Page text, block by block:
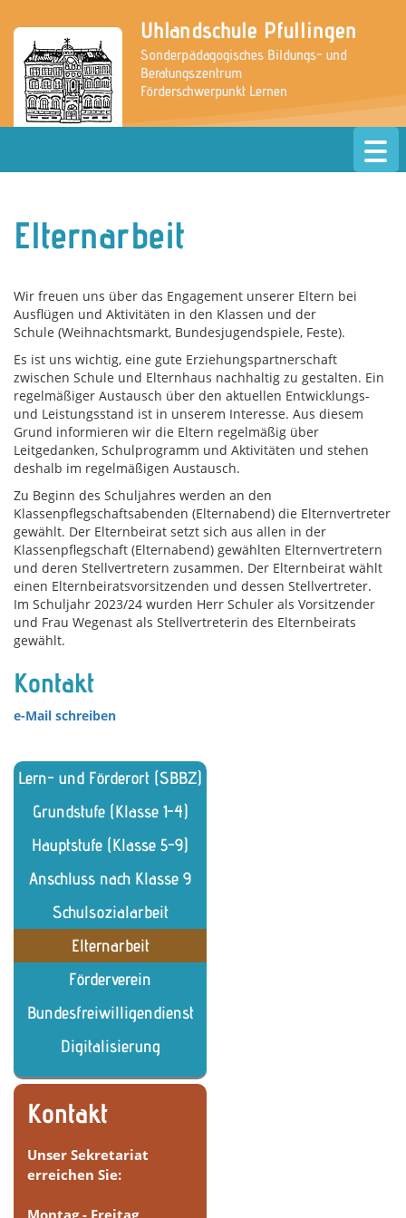
Uhlandschule Pfullingen
Sonderpädagogisches Bildungs- und
Beratungszentrum
Förderschwerpunkt Lernen
Elternarbeit
Wir freuen uns über das Engagement unserer Eltern bei
Ausflügen und Aktivitäten in den Klassen und der
Schule (Weihnachtsmarkt, Bundesjugendspiele, Feste).
Es ist uns wichtig, eine gute Erziehungspartnerschaft
zwischen Schule und Elternhaus nachhaltig zu gestalten. Ein
regelmäßiger Austausch über den aktuellen Entwicklungs-
und Leistungsstand ist in unserem Interesse. Aus diesem
Grund informieren wir die Eltern regelmäßig über
Leitgedanken, Schulprogramm und Aktivitäten und stehen
deshalb im regelmäßigen Austausch.
Zu Beginn des Schuljahres werden an den
Klassenpflegschaftsabenden (Elternabend) die Elternvertreter
gewählt. Der Elternbeirat setzt sich aus allen in der
Klassenpflegschaft (Elternabend) gewählten Elternvertretern
und deren Stellvertretern zusammen. Der Elternbeirat wählt
einen Elternbeiratsvorsitzenden und dessen Stellvertreter.
Im Schuljahr 2023/24 wurden Herr Schuler als Vorsitzender
und Frau Wegenast als Stellvertreterin des Elternbeirats
gewählt.
Kontakt
e-Mail schreiben
Lern- und Förderort (SBBZ)
Grundstufe (Klasse 1-4)
Hauptstufe (Klasse 5-9)
Anschluss nach Klasse 9
Schulsozialarbeit
Elternarbeit
Förderverein
Bundesfreiwilligendienst
Digitalisierung
Kontakt
Unser Sekretariat
erreichen Sie: